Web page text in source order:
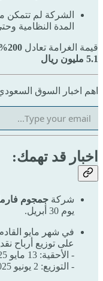
المدة النظامية
قيمة الغرامة تعادل
5.1 مليون ريال
اهم اخبار السوق
اخبار قد تهمك:
شركة جمجوم
يوم 30 أبريل.
في شهر مايو
على توزيع أرباح
- الأحقية: 13 مايو 2025م
- التوزيع: 2 يونيو 2025م